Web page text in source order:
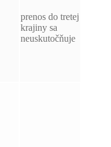
prenos do tretej
krajiny sa
neuskutočňuje